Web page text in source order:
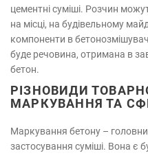
цементні суміші. Розчин
на місці, на будівельному
компоненти в
буде речовина, отримана в
бетон.
РІЗНОВИДИ
МАРКУВАННЯ ТА
Маркування бетону –
застосування суміші. Вона є